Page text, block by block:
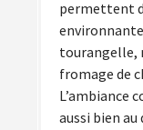
permettent
tourangelle,
fromage de
L’ambiance
aussi bien